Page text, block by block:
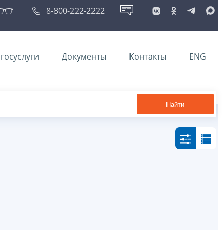
8-800-222-2222
Документы Контакты ENG
Найти